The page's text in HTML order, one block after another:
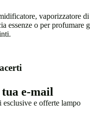
vaporizzatore
essenze o per profumare
e-mail
e offerte lampo
privacy